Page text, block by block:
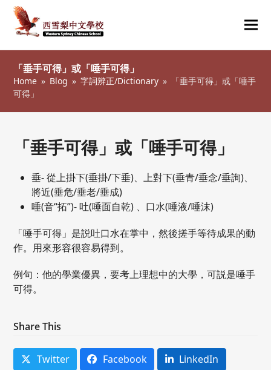
「垂手可得」或「唾手可得」
Home » Blog » 字詞辨正/Dictionary »
「垂手可得」或「唾手
可得」
「垂手可得」或「唾手可得」
垂- 從上掛下(垂掛/下垂)、上對下(垂青/垂念/垂詢)、
將近(垂危/垂老/垂成)
唾(音“拓”)- 吐(唾面自乾) 、口水(唾液/唾沫)
「唾手可得」是説吐口水在掌中，然後搓手等待成果的動
作。用來形容很容易得到。
例句：他的學業優異，要考上理想中的大學，可説是唾手
可得。
Share This
Twitter Facebook
LinkedIn